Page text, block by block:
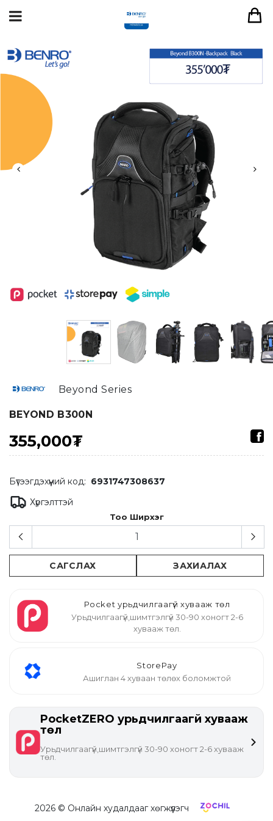
Beyond Series
BEYOND B300N
355,000₮
Бүтээгдэхүүний код: 6931747308637
Хүргэлттэй
Тоо Ширхэг
САГСЛАХ ЗАХИАЛАХ
Pocket урьдчилгаагүй хувааж төл
Урьдчилгаагүй,шимтгэлгүй 30-90 хоногт 2-6
хувааж төл.
StorePay
Ашиглан 4 хуваан төлөх боломжтой
PocketZERO урьдчилгаагүй хувааж
төл
Урьдчилгаагүй,шимтгэлгүй 30-90 хоногт 2-6 хувааж
төл.
2026© Онлайн худалдааг хөгжүүлэгч